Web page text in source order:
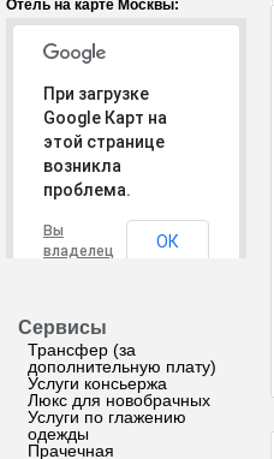
Отель на карте Москвы:
При загрузке
Google Карт на
этой странице
возникла
проблема.
Вы
владелец
ОК
Сервисы
Трансфер (за
дополнительную плату)
Услуги консьержа
Люкс для новобрачных
Услуги по глажению
одежды
Прачечная